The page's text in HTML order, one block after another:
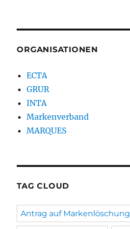
ORGANISATIONEN
ECTA
GRUR
INTA
Markenverband
MARQUES
TAG CLOUD
Antrag auf Markenlöschung